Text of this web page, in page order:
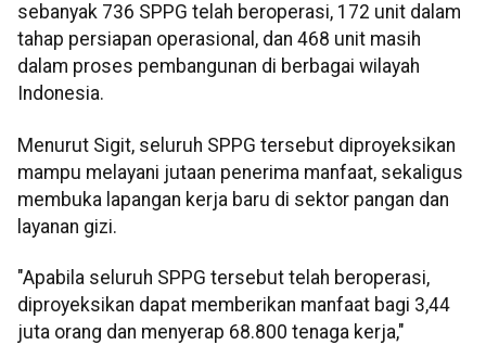
sebanyak 736 SPPG telah beroperasi, 172 unit dalam
tahap persiapan operasional, dan 468 unit masih
dalam proses pembangunan di berbagai wilayah
Indonesia.
Menurut Sigit, seluruh SPPG tersebut diproyeksikan
mampu melayani jutaan penerima manfaat, sekaligus
membuka lapangan kerja baru di sektor pangan dan
layanan gizi.
"Apabila seluruh SPPG tersebut telah beroperasi,
diproyeksikan dapat memberikan manfaat bagi 3,44
juta orang dan menyerap 68.800 tenaga kerja,"